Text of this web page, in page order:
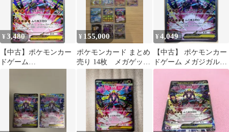
¥3,480
【中古】ポケモンカー
ドゲーム
¥ 155,000
ポケモンカード まとめ
売り 14枚 メガゲッコ
ウガSAR メガダークラ
イSAR他
¥4,049
【中古】 ポケモンカー
ドゲーム メガジガルデ
ex M3 M3 113/080 SAR